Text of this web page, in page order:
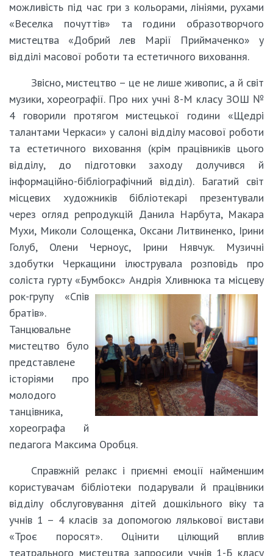
можливість під час гри з кольорами, лініями, рухами
«Веселка почуттів» та години образотворчого
мистецтва «Добрий лев Марії Приймаченко» у
відділі масової роботи та естетичного виховання.
Звісно, мистецтво – це не лише живопис, а й світ
музики, хореографії. Про них учні 8-М класу ЗОШ №
4 говорили протягом мистецької години «Щедрі
талантами Черкаси» у салоні відділу масової роботи
та естетичного виховання (крім працівників цього
відділу, до підготовки заходу долучився й
інформаційно-бібліографічний відділ). Багатий світ
місцевих художників бібліотекарі презентували
через огляд репродукцій Данила Нарбута, Макара
Мухи, Миколи Солощенка, Оксани Литвиненко, Ірини
Голуб, Олени Черноус, Ірини Нявчук. Музичні
здобутки Черкащини ілюструвала розповідь про
соліста гурту «Бумбокс» Андрія Хливнюка та місцеву
рок-групу «Спів
братів».
Танцювальне
мистецтво було
представлене
історіями про
молодого
танцівника,
хореографа й
педагога Максима Оробця.
Справжній релакс і приємні емоції найменшим
користувачам бібліотеки подарували й працівники
відділу обслуговування дітей дошкільного віку та
учнів 1 – 4 класів за допомогою лялькової вистави
«Троє поросят». Оцінити цілющий вплив
театрального мистецтва запросили учнів 1-Б класу